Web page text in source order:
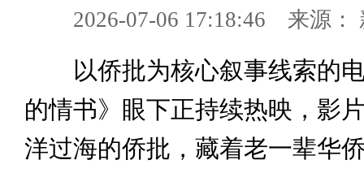
2026-07-06 17:18:46 来源：
以侨批为核心叙事线索的电
的情书》眼下正持续热映，影
洋过海的侨批，藏着老一辈华